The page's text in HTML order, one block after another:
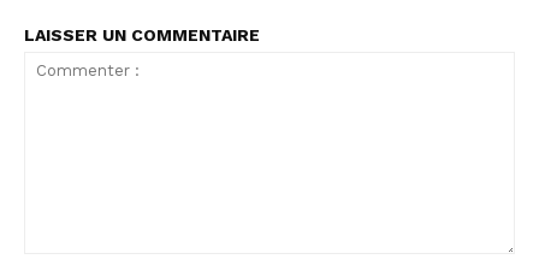
LAISSER UN COMMENTAIRE